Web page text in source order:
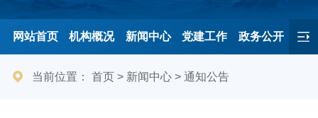
网站首页 机构概况 新闻中心 党建工作 政务公开
办事服务 民间友好 港澳事务 互动交流
当前位置： 首页> 新闻中心> 通知公告